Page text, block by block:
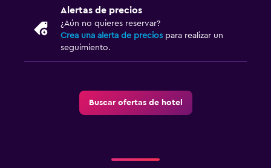
Alertas de precios
¿Aún no quieres reservar?
Crea una alerta de precios para realizar un
seguimiento.
Buscar ofertas de hotel